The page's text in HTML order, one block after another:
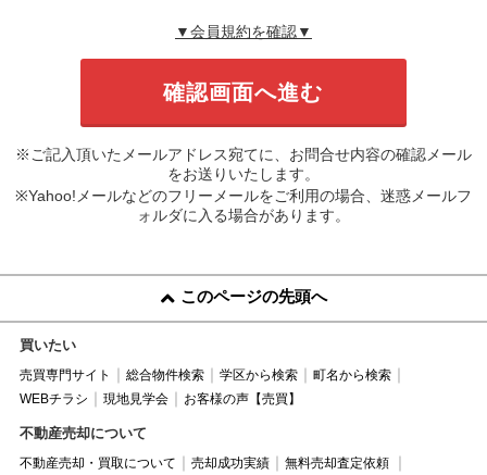
▼会員規約を確認▼
※ご記入頂いたメールアドレス宛てに、お問合せ内容の確認メール
をお送りいたします。
※Yahoo!メールなどのフリーメールをご利用の場合、迷惑メールフ
ォルダに入る場合があります。
このページの先頭へ
買いたい
売買専門サイト 総合物件検索 学区から検索
町名から検索
WEBチラシ
現地見学会 お客様の声【売買】
不動産売却について
不動産売却・買取について 売却成功実績
無料売却査定依頼